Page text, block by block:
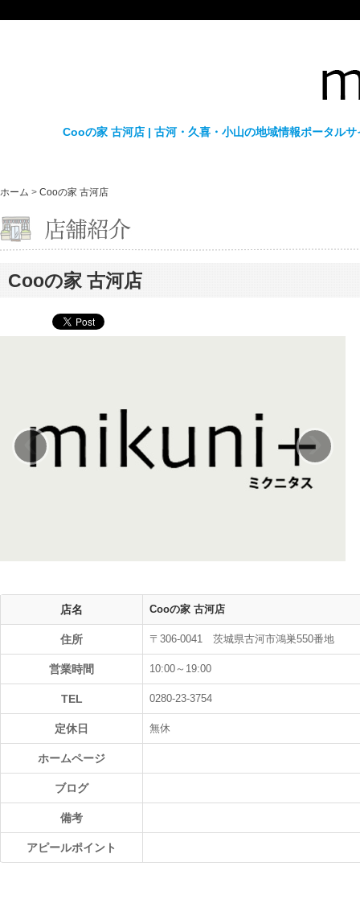
Cooの家 古河店 | 古河・久喜・小山の地域情報ポータル
ホーム > Cooの家 古河店
Cooの家 古河店
‹ ›
店名 Cooの家 古河店
住所 〒306-0041 茨城県古河市鴻巣550番地
営業時間 10:00～19:00
TEL 0280-23-3754
定休日 無休
ホームページ
ブログ
備考
アピールポイント